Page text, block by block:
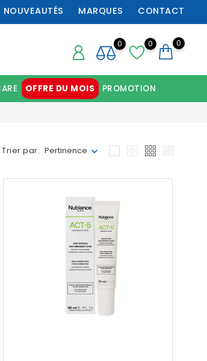
NOUVEAUTÉS MARQUES CONTACT
0 0
0
OFFRE DU MOIS PROMOTION
Trier par: Pertinence